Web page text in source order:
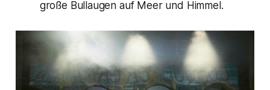
große Bullaugen auf Meer und Himmel.